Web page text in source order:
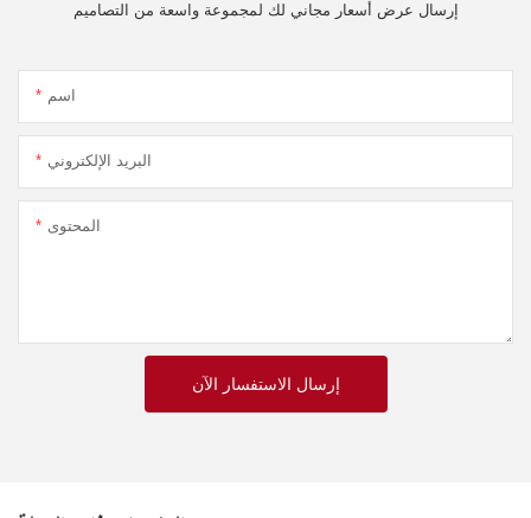
إرسال عرض أسعار مجاني لك لمجموعة واسعة من التصاميم
اسم
البريد الإلكتروني
المحتوى
إرسال الاستفسار الآن